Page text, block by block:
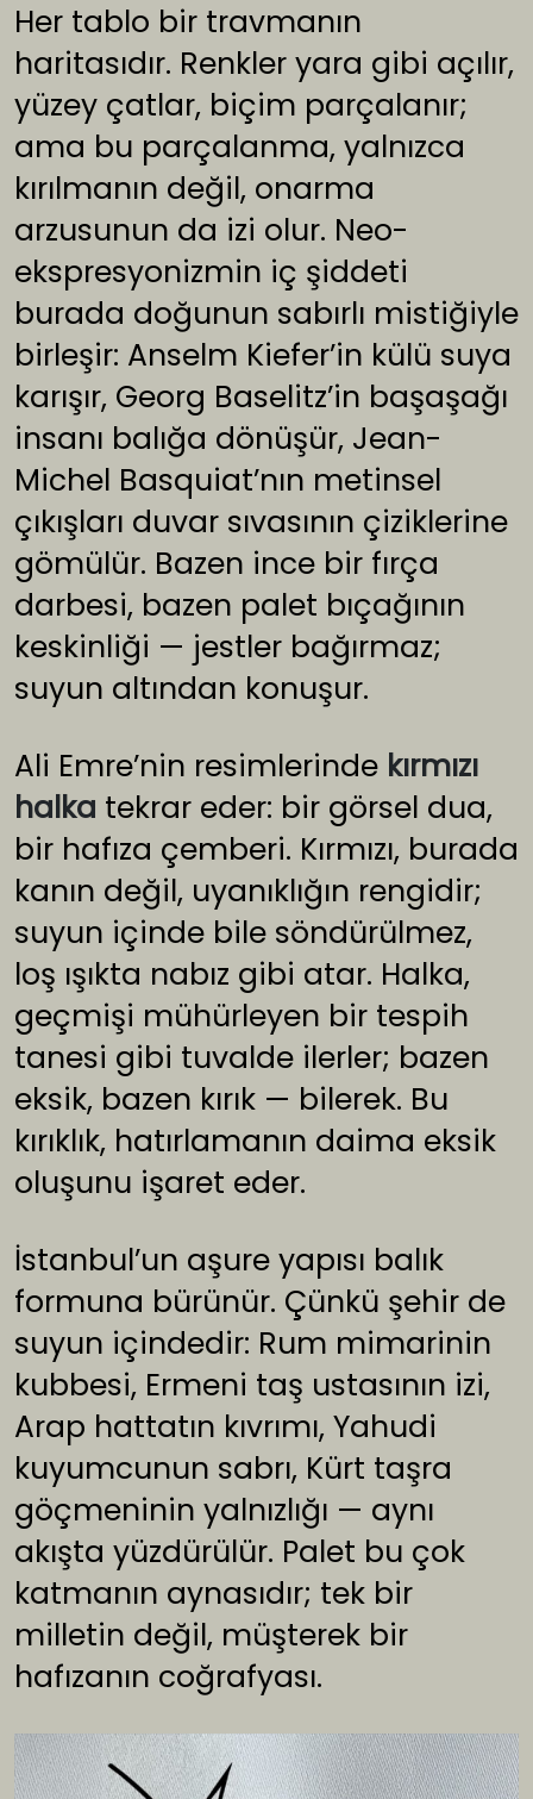
Her tablo bir travmanın
haritasıdır. Renkler yara gibi açılır,
yüzey çatlar, biçim parçalanır;
ama bu parçalanma, yalnızca
kırılmanın değil, onarma
arzusunun da izi olur. Neo-
ekspresyonizmin iç şiddeti
burada doğunun sabırlı mistiğiyle
birleşir: Anselm Kiefer’in külü suya
karışır, Georg Baselitz’in başaşağı
insanı balığa dönüşür, Jean-
Michel Basquiat’nın metinsel
çıkışları duvar sıvasının çiziklerine
gömülür. Bazen ince bir fırça
darbesi, bazen palet bıçağının
keskinliği — jestler bağırmaz;
suyun altından konuşur.
Ali Emre’nin resimlerinde kırmızı
halka tekrar eder: bir görsel dua,
bir hafıza çemberi. Kırmızı, burada
kanın değil, uyanıklığın rengidir;
suyun içinde bile söndürülmez,
loş ışıkta nabız gibi atar. Halka,
geçmişi mühürleyen bir tespih
tanesi gibi tuvalde ilerler; bazen
eksik, bazen kırık — bilerek. Bu
kırıklık, hatırlamanın daima eksik
oluşunu işaret eder.
İstanbul’un aşure yapısı balık
formuna bürünür. Çünkü şehir de
suyun içindedir: Rum mimarinin
kubbesi, Ermeni taş ustasının izi,
Arap hattatın kıvrımı, Yahudi
kuyumcunun sabrı, Kürt taşra
göçmeninin yalnızlığı — aynı
akışta yüzdürülür. Palet bu çok
katmanın aynasıdır; tek bir
milletin değil, müşterek bir
hafızanın coğrafyası.